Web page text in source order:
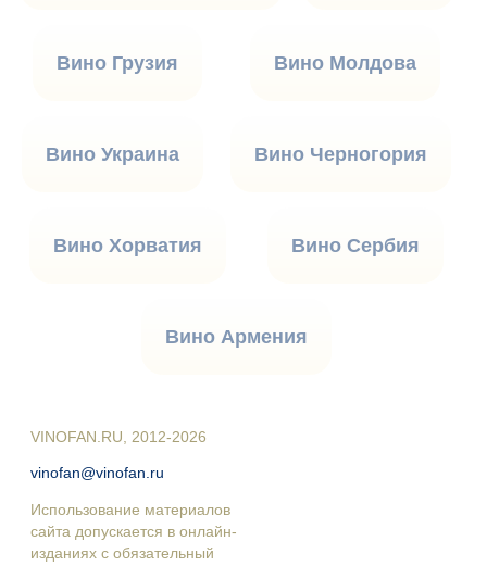
Вино Грузия Вино Молдова
Вино Украина Вино Черногория
Вино Хорватия Вино Сербия
Вино Армения
VINOFAN.RU, 2012-2026
vinofan@vinofan.ru
Использование материалов
сайта допускается в онлайн-
изданиях с обязательный